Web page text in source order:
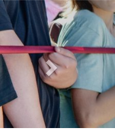
Další